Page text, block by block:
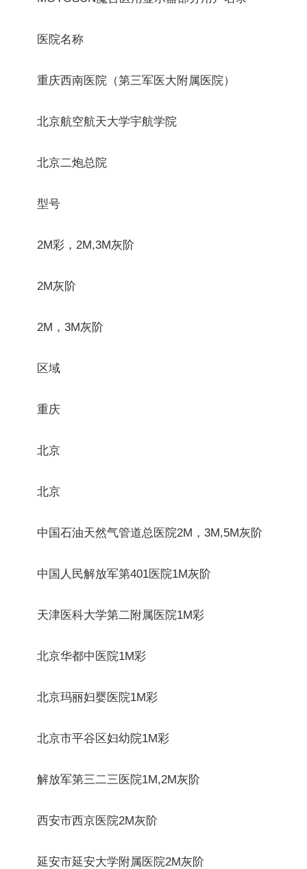
医院名称
重庆西南医院（第三军医大附属医院）
北京航空航天大学宇航学院
北京二炮总院
型号
2M彩，2M,3M灰阶
2M灰阶
2M，3M灰阶
区域
重庆
北京
北京
中国石油天然气管道总医院2M，3M,5M灰阶
中国人民解放军第401医院1M灰阶
天津医科大学第二附属医院1M彩
北京华都中医院1M彩
北京玛丽妇婴医院1M彩
北京市平谷区妇幼院1M彩
解放军第三二三医院1M,2M灰阶
西安市西京医院2M灰阶
延安市延安大学附属医院2M灰阶